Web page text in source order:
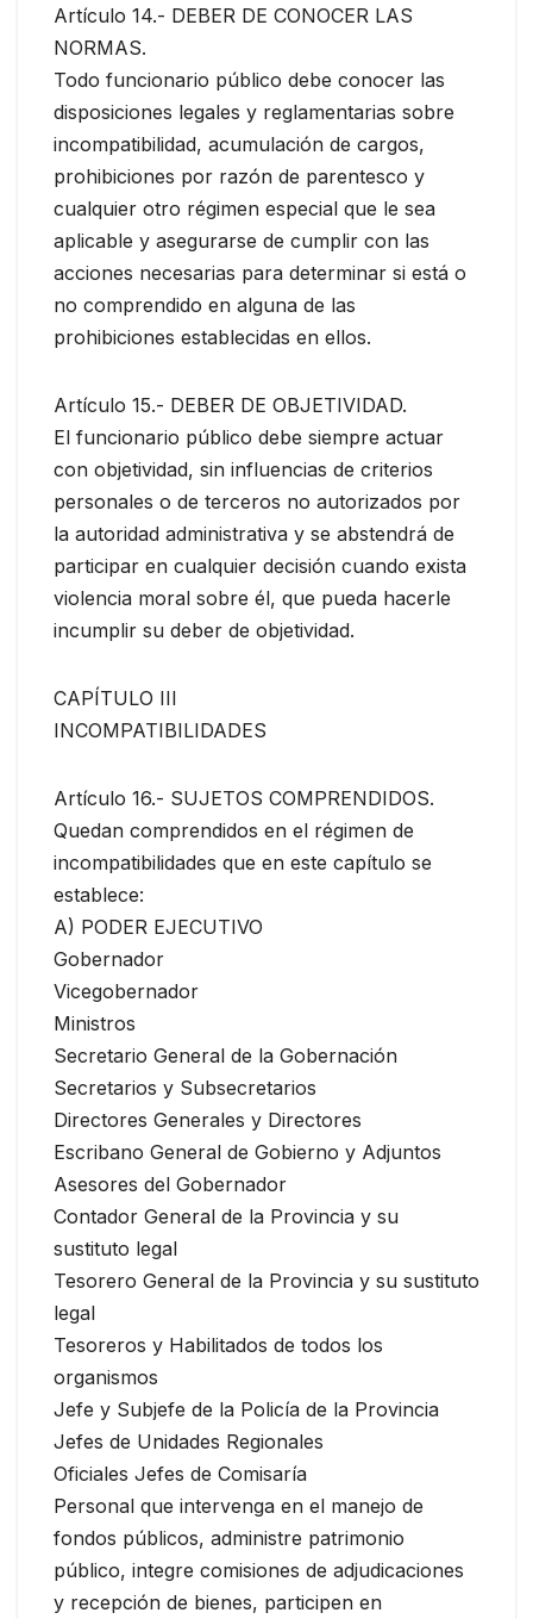
Artículo 14.- DEBER DE CONOCER LAS
NORMAS.
Todo funcionario público debe conocer las
disposiciones legales y reglamentarias sobre
incompatibilidad, acumulación de cargos,
prohibiciones por razón de parentesco y
cualquier otro régimen especial que le sea
aplicable y asegurarse de cumplir con las
acciones necesarias para determinar si está o
no comprendido en alguna de las
prohibiciones establecidas en ellos.
Artículo 15.- DEBER DE OBJETIVIDAD.
El funcionario público debe siempre actuar
con objetividad, sin influencias de criterios
personales o de terceros no autorizados por
la autoridad administrativa y se abstendrá de
participar en cualquier decisión cuando exista
violencia moral sobre él, que pueda hacerle
incumplir su deber de objetividad.
CAPÍTULO III
INCOMPATIBILIDADES
Artículo 16.- SUJETOS COMPRENDIDOS.
Quedan comprendidos en el régimen de
incompatibilidades que en este capítulo se
establece:
A) PODER EJECUTIVO
Gobernador
Vicegobernador
Ministros
Secretario General de la Gobernación
Secretarios y Subsecretarios
Directores Generales y Directores
Escribano General de Gobierno y Adjuntos
Asesores del Gobernador
Contador General de la Provincia y su
sustituto legal
Tesorero General de la Provincia y su sustituto
legal
Tesoreros y Habilitados de todos los
organismos
Jefe y Subjefe de la Policía de la Provincia
Jefes de Unidades Regionales
Oficiales Jefes de Comisaría
Personal que intervenga en el manejo de
fondos públicos, administre patrimonio
público, integre comisiones de adjudicaciones
y recepción de bienes, participen en